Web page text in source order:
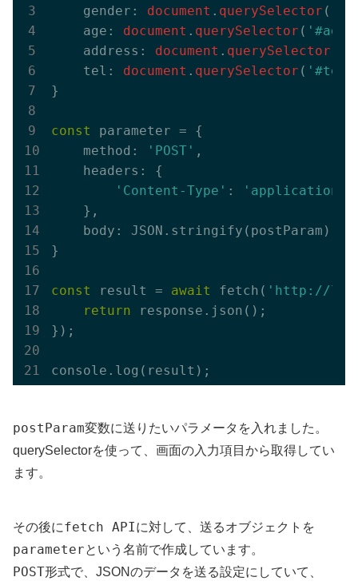
    gender:
document . querySelector (
    age:
document . querySelector ( '#age'
    address:
document . querySelector
    tel:
document . querySelector ( '#tel'
}
const
parameter = {
    method:
'POST' ,
    headers: {
'Content-Type' :
'application/
    },
    body: JSON.stringify(postParam)
}
const result = await fetch( 'http://
return response.json();
});
postParam変数に送りたいパラメータを入れました。
querySelectorを使って、画面の入力項目から取得してい
ます。
その後にfetch APIに対して、送るオブジェクトを
parameterという名前で作成しています。
POST形式で、JSONのデータを送る設定にしていて、